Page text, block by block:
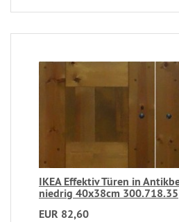
IKEA Effektiv Türen in
niedrig 40x38cm 300.718.35
EUR 82,60